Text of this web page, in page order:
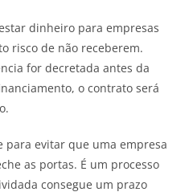
dinheiro para empresas
risco de não receberem.
for decretada antes da
o contrato será
para evitar que uma empresa
as portas. É um processo
consegue um prazo